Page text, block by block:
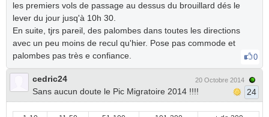
les premiers vols de passage au dessus du brouillard dés le
lever du jour jusq'à 10h 30.
En suite, tjrs pareil, des palombes dans toutes les directions
avec un peu moins de recul qu'hier. Pose pas commode et
palombes pas très e confiance.
0
cedric24
Sans aucun doute le Pic Migratoire 2014 !!!!
20 Octobre 2014
24